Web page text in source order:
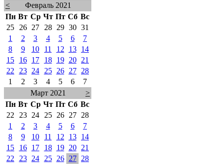
<
Февраль 2021
Пн Вт Ср Чт Пт Сб Вс
25
26 27 28 29 30 31
1
2 3 4 5 6
7
8
9 10 11 12 13
14
15
16 17 18 19 20
21
22
23 24 25 26 27
28
1
2 3 4 5 6
7
Март 2021
>
Пн Вт Ср Чт Пт Сб Вс
22
23 24 25 26 27
28
1
2 3 4 5 6
7
8
9 10 11 12 13
14
15
16 17 18 19 20
21
22
23 24 25 26 27
28